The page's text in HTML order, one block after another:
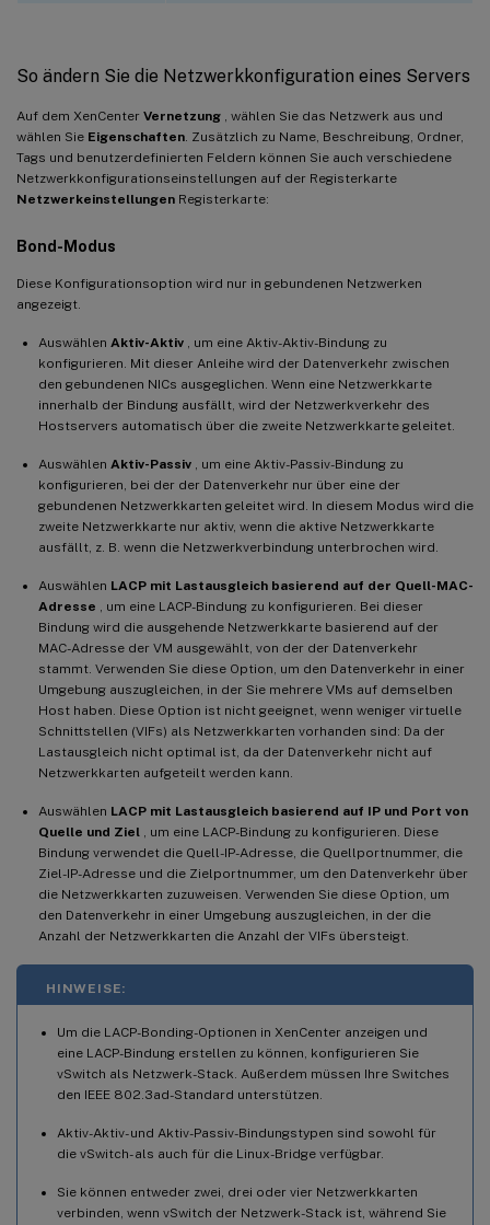
So ändern Sie die Netzwerkkonfiguration eines Servers
Auf dem XenCenter Vernetzung , wählen Sie das Netzwerk aus und
wählen Sie Eigenschaften . Zusätzlich zu Name, Beschreibung, Ordner,
Tags und benutzerdefinierten Feldern können Sie auch verschiedene
Netzwerkkonfigurationseinstellungen auf der Registerkarte
Netzwerkeinstellungen Registerkarte:
Bond-Modus
Diese Konfigurationsoption wird nur in gebundenen Netzwerken
angezeigt.
Auswählen Aktiv-Aktiv , um eine Aktiv-Aktiv-Bindung zu
konfigurieren. Mit dieser Anleihe wird der Datenverkehr zwischen
den gebundenen NICs ausgeglichen. Wenn eine Netzwerkkarte
innerhalb der Bindung ausfällt, wird der Netzwerkverkehr des
Hostservers automatisch über die zweite Netzwerkkarte geleitet.
Auswählen Aktiv-Passiv , um eine Aktiv-Passiv-Bindung zu
konfigurieren, bei der der Datenverkehr nur über eine der
gebundenen Netzwerkkarten geleitet wird. In diesem Modus wird die
zweite Netzwerkkarte nur aktiv, wenn die aktive Netzwerkkarte
ausfällt, z. B. wenn die Netzwerkverbindung unterbrochen wird.
Auswählen LACP mit Lastausgleich basierend auf der Quell-MAC-
Adresse , um eine LACP-Bindung zu konfigurieren. Bei dieser
Bindung wird die ausgehende Netzwerkkarte basierend auf der
MAC-Adresse der VM ausgewählt, von der der Datenverkehr
stammt. Verwenden Sie diese Option, um den Datenverkehr in einer
Umgebung auszugleichen, in der Sie mehrere VMs auf demselben
Host haben. Diese Option ist nicht geeignet, wenn weniger virtuelle
Schnittstellen (VIFs) als Netzwerkkarten vorhanden sind: Da der
Lastausgleich nicht optimal ist, da der Datenverkehr nicht auf
Netzwerkkarten aufgeteilt werden kann.
Auswählen LACP mit Lastausgleich basierend auf IP und Port von
Quelle und Ziel , um eine LACP-Bindung zu konfigurieren. Diese
Bindung verwendet die Quell-IP-Adresse, die Quellportnummer, die
Ziel-IP-Adresse und die Zielportnummer, um den Datenverkehr über
die Netzwerkkarten zuzuweisen. Verwenden Sie diese Option, um
den Datenverkehr in einer Umgebung auszugleichen, in der die
Anzahl der Netzwerkkarten die Anzahl der VIFs übersteigt.
HINWEISE:
Um die LACP-Bonding-Optionen in XenCenter anzeigen und
eine LACP-Bindung erstellen zu können, konfigurieren Sie
vSwitch als Netzwerk-Stack. Außerdem müssen Ihre Switches
den IEEE 802.3ad-Standard unterstützen.
Aktiv-Aktiv- und Aktiv-Passiv-Bindungstypen sind sowohl für
die vSwitch- als auch für die Linux-Bridge verfügbar.
Sie können entweder zwei, drei oder vier Netzwerkkarten
verbinden, wenn vSwitch der Netzwerk-Stack ist, während Sie